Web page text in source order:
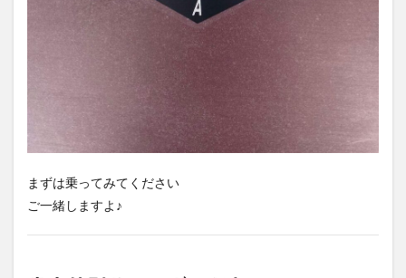
まずは乗ってみてください
ご一緒しますよ♪